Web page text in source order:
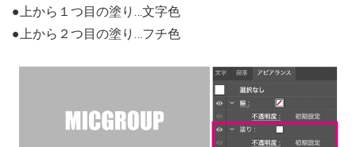
●上から１つ目の塗り…文字色
●上から２つ目の塗り…フチ色